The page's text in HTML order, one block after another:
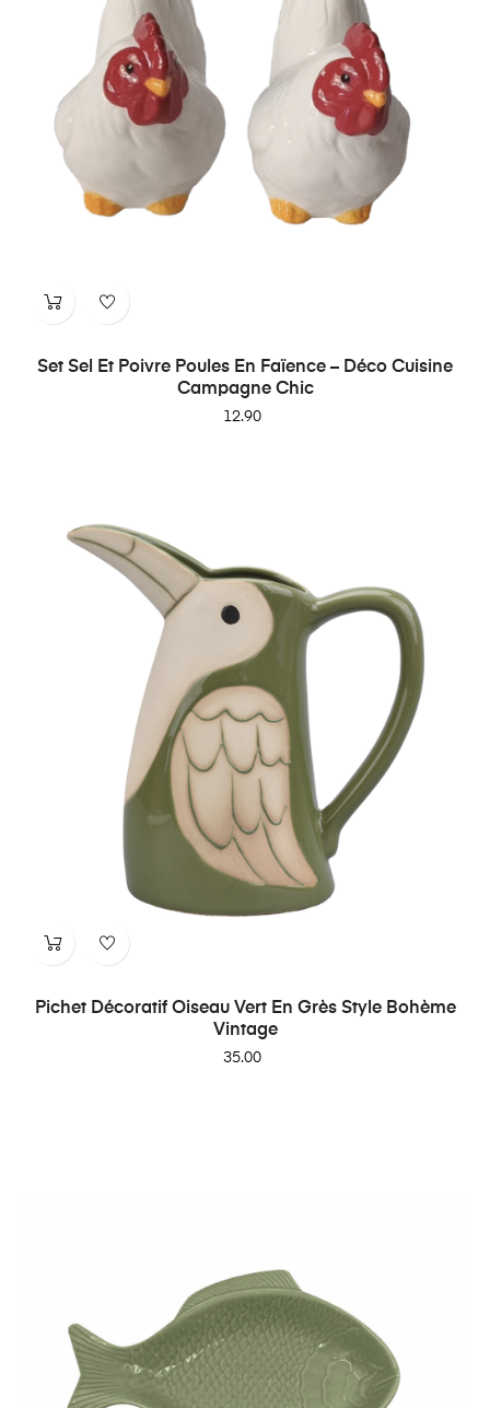
Set Sel Et Poivre Poules En Faïence – Déco Cuisine
Campagne Chic
Price
12.90
Pichet Décoratif Oiseau Vert En Grès Style Bohème
Vintage
Price
35.00